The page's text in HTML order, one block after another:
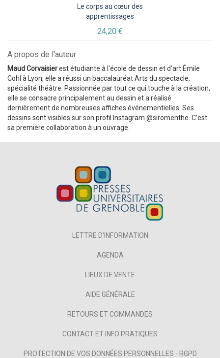
Le corps au cœur des
apprentissages
24,20 €
A propos de l'auteur
Maud Corvaisierest étudiante à l’école de dessin et d’art Émile
Cohl à Lyon, elle a réussi un baccalauréat Arts du spectacle,
spécialité théâtre. Passionnée par tout ce qui touche à la création,
elle se consacre principalement au dessin et a réalisé
dernièrement de nombreuses affiches événementielles. Ses
dessins sont visibles sur son profil Instagram @siromenthe. C’est
sa première collaboration à un ouvrage.
LETTRE D'INFORMATION
AGENDA
LIEUX DE VENTE
AIDE GÉNÉRALE
RETOURS ET COMMANDES
CONTACT ET INFO PRATIQUES
PROTECTION DE VOS DONNÉES PERSONNELLES - RGPD